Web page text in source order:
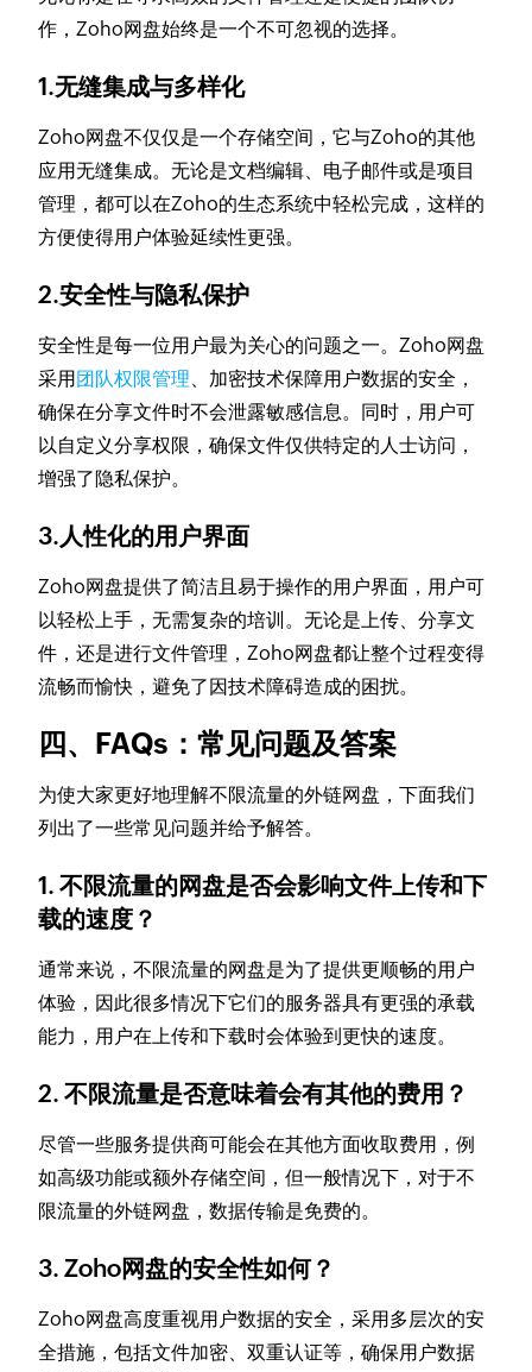
作，Zoho网盘始终是一个不可忽视的选择。
1.无缝集成与多样化
Zoho网盘不仅仅是一个存储空间，它与Zoho的其他
应用无缝集成。无论是文档编辑、电子邮件或是项目
管理，都可以在Zoho的生态系统中轻松完成，这样的
方便使得用户体验延续性更强。
2.安全性与隐私保护
安全性是每一位用户最为关心的问题之一。Zoho网盘
采用 团队权限管理、加密技术保障用户数据的安全，
确保在分享文件时不会泄露敏感信息。同时，用户可
以自定义分享权限，确保文件仅供特定的人士访问，
增强了隐私保护。
3.人性化的用户界面
Zoho网盘提供了简洁且易于操作的用户界面，用户可
以轻松上手，无需复杂的培训。无论是上传、分享文
件，还是进行文件管理，Zoho网盘都让整个过程变得
流畅而愉快，避免了因技术障碍造成的困扰。
四、FAQs：常见问题及答案
为使大家更好地理解不限流量的外链网盘，下面我们
列出了一些常见问题并给予解答。
1. 不限流量的网盘是否会影响文件上传和下
载的速度？
通常来说，不限流量的网盘是为了提供更顺畅的用户
体验，因此很多情况下它们的服务器具有更强的承载
能力，用户在上传和下载时会体验到更快的速度。
2. 不限流量是否意味着会有其他的费用？
尽管一些服务提供商可能会在其他方面收取费用，例
如高级功能或额外存储空间，但一般情况下，对于不
限流量的外链网盘，数据传输是免费的。
3. Zoho网盘的安全性如何？
Zoho网盘高度重视用户数据的安全，采用多层次的安
全措施，包括文件加密、双重认证等，确保用户数据